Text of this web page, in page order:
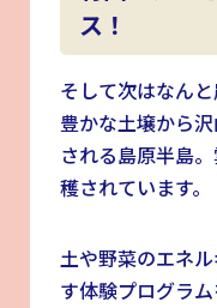
ス！
そして次はなんと
豊かな土壌から
される島原半島
穫されています。
土や野菜のエネ
す体験プログラ